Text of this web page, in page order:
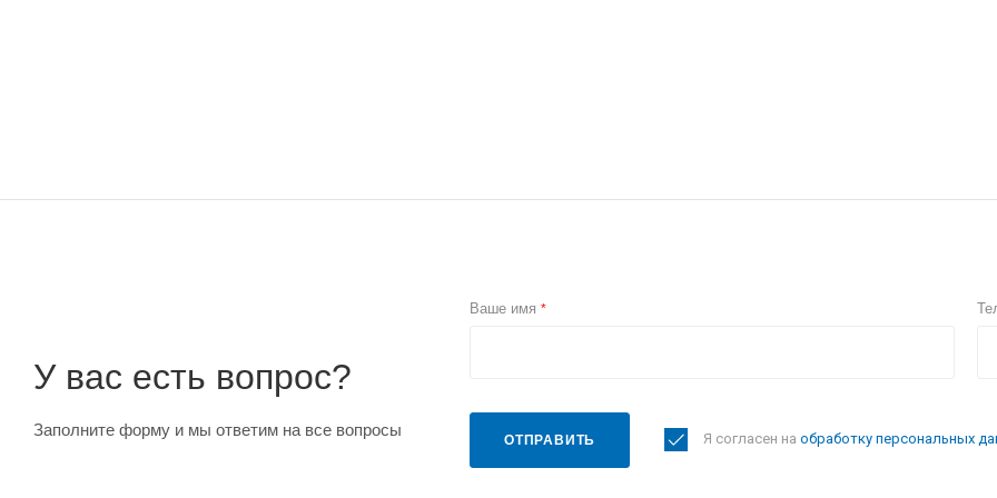
У вас есть вопрос?
Заполните форму и мы ответим на все вопросы
Ваше имя *
ОТПРАВИТЬ Я согласен наобработку персональных